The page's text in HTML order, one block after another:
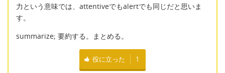
力という意味では、attentiveでもalertでも同じだと思いま
す。
summarize; 要約する。まとめる。
役に立った 1